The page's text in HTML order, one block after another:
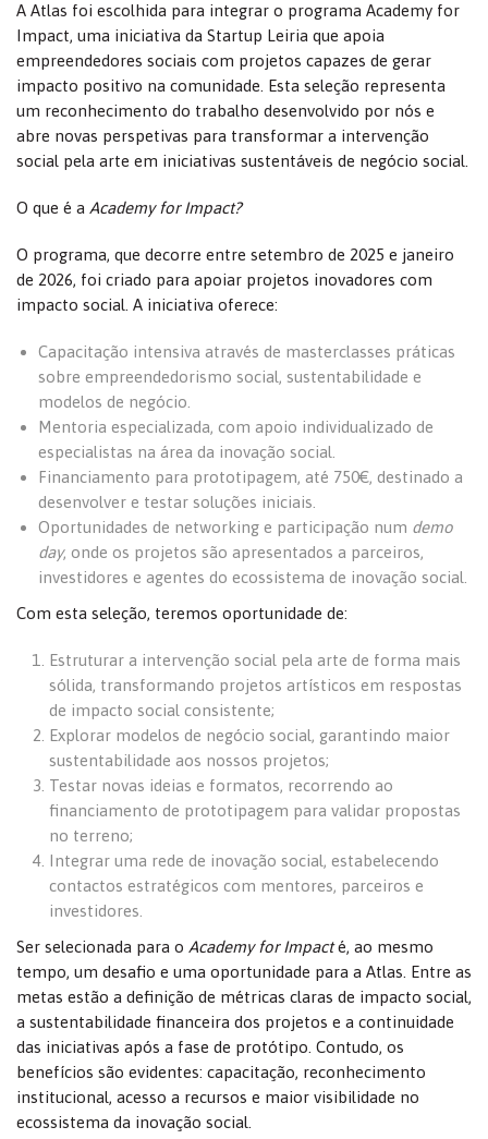
A Atlas foi escolhida para integrar o programa Academy for
Impact, uma iniciativa da Startup Leiria que apoia
empreendedores sociais com projetos capazes de gerar
impacto positivo na comunidade. Esta seleção representa
um reconhecimento do trabalho desenvolvido por nós e
abre novas perspetivas para transformar a intervenção
social pela arte em iniciativas sustentáveis de negócio social.
O que é a Academy for Impact?
O programa, que decorre entre setembro de 2025 e janeiro
de 2026, foi criado para apoiar projetos inovadores com
impacto social. A iniciativa oferece:
Capacitação intensiva através de masterclasses práticas
sobre empreendedorismo social, sustentabilidade e
modelos de negócio.
Mentoria especializada, com apoio individualizado de
especialistas na área da inovação social.
Financiamento para prototipagem, até 750€, destinado a
desenvolver e testar soluções iniciais.
Oportunidades de networking e participação num demo
day, onde os projetos são apresentados a parceiros,
investidores e agentes do ecossistema de inovação social.
Com esta seleção, teremos oportunidade de:
Estruturar a intervenção social pela arte de forma mais
sólida, transformando projetos artísticos em respostas
de impacto social consistente;
Explorar modelos de negócio social, garantindo maior
sustentabilidade aos nossos projetos;
Testar novas ideias e formatos, recorrendo ao
financiamento de prototipagem para validar propostas
no terreno;
Integrar uma rede de inovação social, estabelecendo
contactos estratégicos com mentores, parceiros e
investidores.
Ser selecionada para o Academy for Impacté, ao mesmo
tempo, um desafio e uma oportunidade para a Atlas. Entre as
metas estão a definição de métricas claras de impacto social,
a sustentabilidade financeira dos projetos e a continuidade
das iniciativas após a fase de protótipo. Contudo, os
benefícios são evidentes: capacitação, reconhecimento
institucional, acesso a recursos e maior visibilidade no
ecossistema da inovação social.